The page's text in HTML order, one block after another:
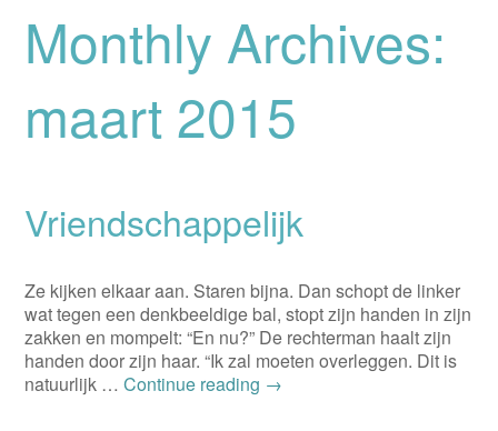
Monthly Archives:
maart 2015
Vriendschappelijk
Ze kijken elkaar aan. Staren bijna. Dan schopt de linker
wat tegen een denkbeeldige bal, stopt zijn handen in zijn
zakken en mompelt: “En nu?” De rechterman haalt zijn
handen door zijn haar. “Ik zal moeten overleggen. Dit is
natuurlijk …Continue reading →